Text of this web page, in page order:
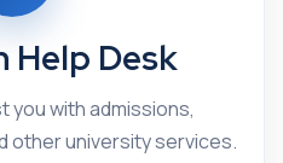
Help Desk
you with admissions,
other university services.